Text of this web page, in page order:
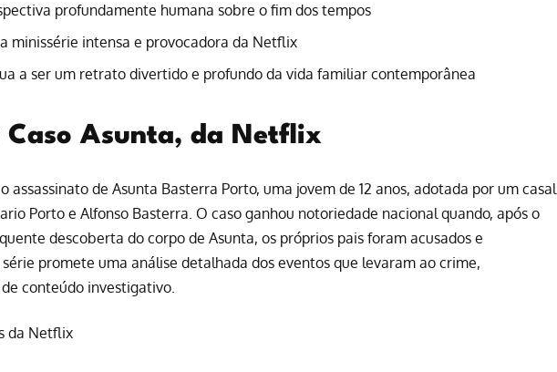
profundamente humana sobre o fim dos tempos
minissérie intensa e provocadora da Netflix
a ser um retrato divertido e profundo da vida familiar contemporânea
Caso Asunta, da Netflix
assassinato de Asunta Basterra Porto, uma jovem de 12 anos, adotada por um casal
Porto e Alfonso Basterra. O caso ganhou notoriedade nacional quando, após o
descoberta do corpo de Asunta, os próprios pais foram acusados e
promete uma análise detalhada dos eventos que levaram ao crime,
conteúdo investigativo.
da Netflix